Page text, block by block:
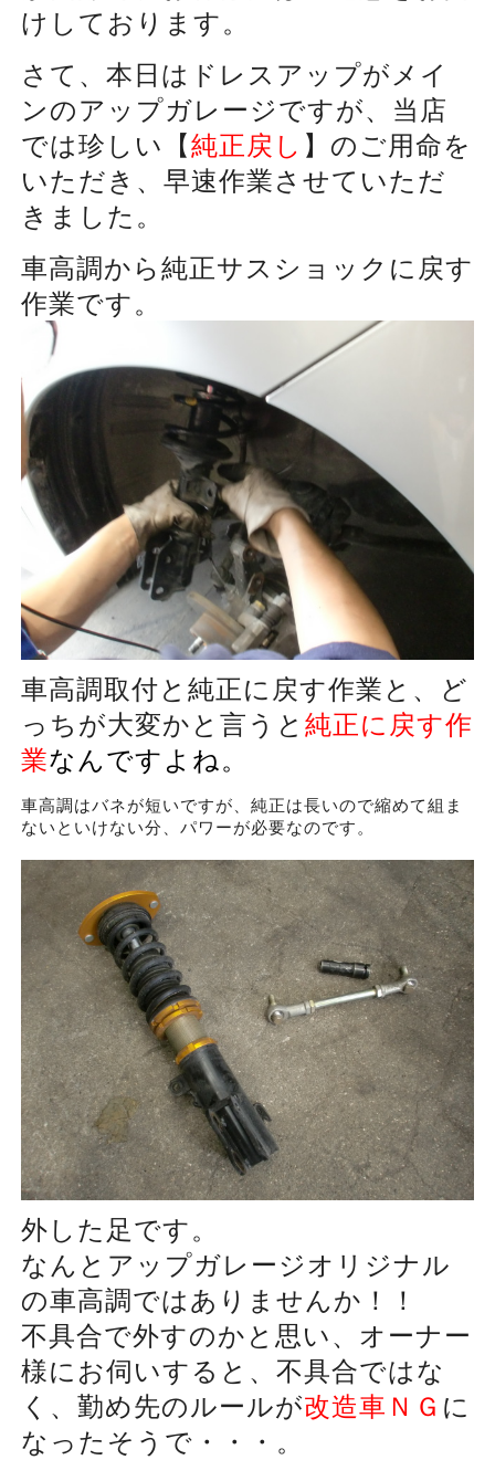
けしております。
さて、本日はドレスアップがメイ
ンのアップガレージですが、当店
では珍しい【純正戻し 】のご用命を
いただき、早速作業させていただ
きました。
車高調から純正サスショックに戻す
作業です。
車高調取付と純正に戻す作業と、ど
っちが大変かと言うと 純正に戻す作
業なんですよね。
車高調はバネが短いですが、純正は長いので縮めて組ま
ないといけない分、パワーが必要なのです。
外した足です。
なんとアップガレージオリジナル
の車高調ではありませんか！！
不具合で外すのかと思い、オーナー
様にお伺いすると、不具合ではな
く、勤め先のルールが改造車ＮＧ に
なったそうで・・・。